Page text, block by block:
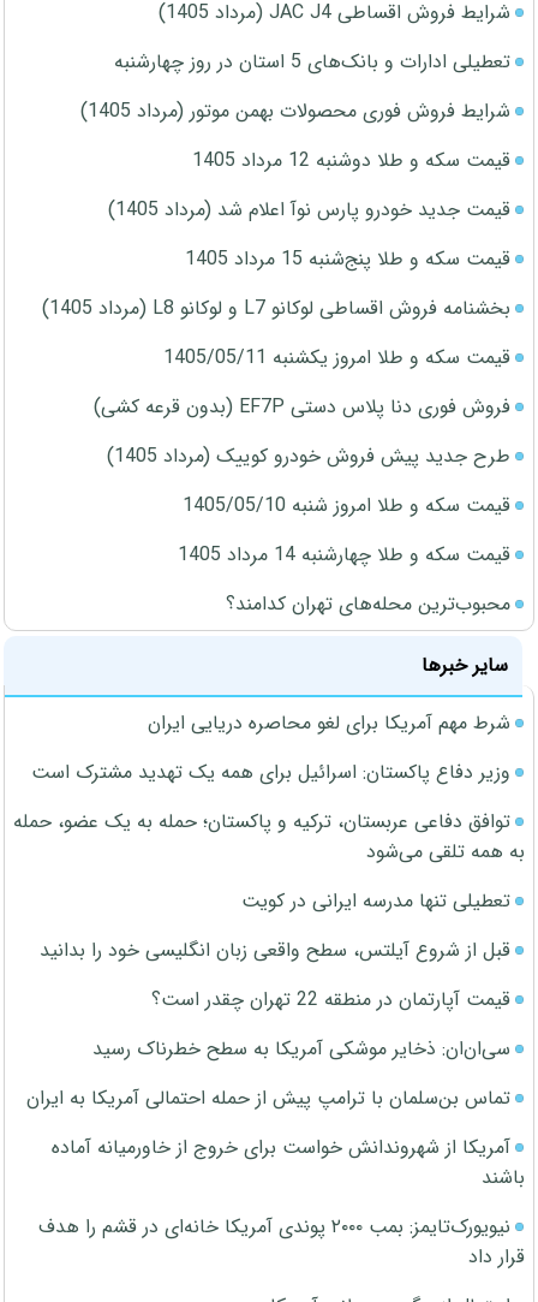
شرایط فروش اقساطی JAC J4 (مرداد 1405)
تعطیلی ادارات و بانک‌های 5 استان در روز چهارشنبه
شرایط فروش فوری محصولات بهمن موتور (مرداد 1405)
قیمت سکه و طلا دوشنبه 12 مرداد 1405
قیمت جدید خودرو پارس نوآ اعلام شد (مرداد 1405)
قیمت سکه و طلا پنج‌شنبه 15 مرداد 1405
بخشنامه فروش اقساطی لوکانو L7 و لوکانو L8 (مرداد 1405)
قیمت سکه و طلا امروز یکشنبه 1405/05/11
فروش فوری دنا پلاس دستی EF7P (بدون قرعه کشی)
طرح جدید پیش فروش خودرو کوییک (مرداد 1405)
قیمت سکه و طلا امروز شنبه 1405/05/10
قیمت سکه و طلا چهارشنبه 14 مرداد 1405
محبوب‌ترین محله‌های تهران کدامند؟
سایر خبرها
شرط مهم آمریکا برای لغو محاصره دریایی ایران
وزیر دفاع پاکستان: اسرائیل برای همه یک تهدید مشترک است
توافق دفاعی عربستان، ترکیه و پاکستان؛ حمله به یک عضو، حمله
به همه تلقی می‌شود
تعطیلی تنها مدرسه ایرانی در کویت
قبل از شروع آیلتس، سطح واقعی زبان انگلیسی خود را بدانید
قیمت آپارتمان در منطقه 22 تهران چقدر است؟
سی‌ان‌ان: ذخایر موشکی آمریکا به سطح خطرناک رسید
تماس بن‌سلمان با ترامپ پیش از حمله احتمالی آمریکا به ایران
آمریکا از شهروندانش خواست برای خروج از خاورمیانه آماده
باشند
نیویورک‌تایمز: بمب ۲۰۰۰ پوندی آمریکا خانه‌ای در قشم را هدف
قرار داد